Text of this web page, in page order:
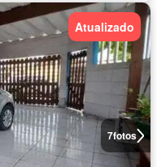
7fotos
Atualizado